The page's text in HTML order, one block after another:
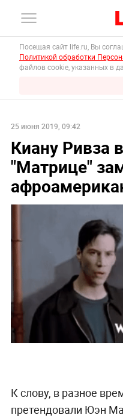
Посещая сайт life.ru, Вы
Политикой обработки
файлов cookie, указанных в
25 июня 2019, 09:42
Киану Ривза
"Матрице"
К слову, в разное
претендовали Юэн